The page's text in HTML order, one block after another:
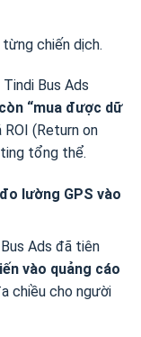
chiến dịch.
Bus Ads
“mua được dữ
ROI (Return on
tổng thể.
lường GPS vào
Ads đã tiên
vào quảng cáo
chiều cho người